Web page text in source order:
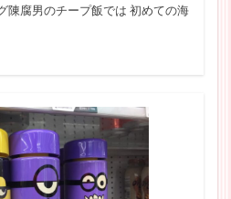
陳腐男のチープ飯では 初めての海